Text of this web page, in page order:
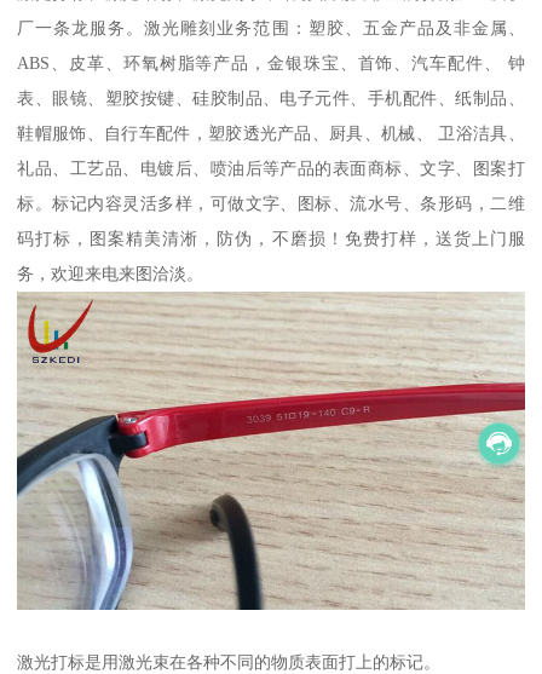
厂一条龙服务。激光雕刻业务范围：塑胶、五金产品及非金属、
ABS、皮革、环氧树脂等产品，金银珠宝、首饰、汽车配件、 钟
表、眼镜、塑胶按键、硅胶制品、电子元件、手机配件、纸制品、
鞋帽服饰、自行车配件，塑胶透光产品、厨具、机械、 卫浴洁具、
礼品、工艺品、电镀后、喷油后等产品的表面商标、文字、图案打
标。标记内容灵活多样，可做文字、图标、流水号、条形码，二维
码打标，图案精美清淅，防伪，不磨损！免费打样，送货上门服
务，欢迎来电来图洽淡。
激光打标是用激光束在各种不同的物质表面打上的标记。